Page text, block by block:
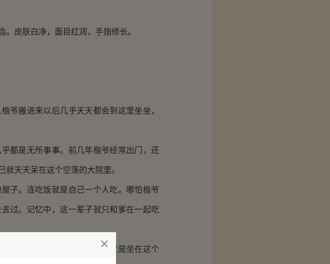
皮肤白净，面目红润，手指修长。
搬进来以后几乎天天都会到这里坐坐，
是无所事事。前几年楷爷经常出门，还
天天呆在这个空荡的大院里。
。连吃饭就是自己一个人吃。哪怕楷爷
过。记忆中，这一辈子就只和爹在一起吃
两式刀法外，大部分时间就是坐在这个